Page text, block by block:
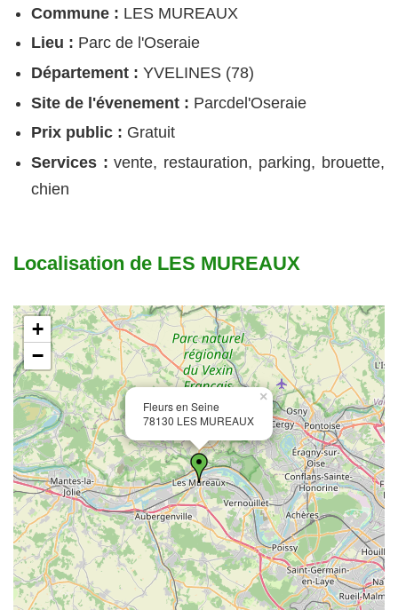
Commune : LES MUREAUX
Lieu : Parc de l'Oseraie
Département : YVELINES (78)
Site de l'évenement : Parcdel'Oseraie
Prix public : Gratuit
Services :vente, restauration, parking, brouette,
chien
Localisation de LES MUREAUX
Fleurs en Seine
78130 LES MUREAUX
×
+
−